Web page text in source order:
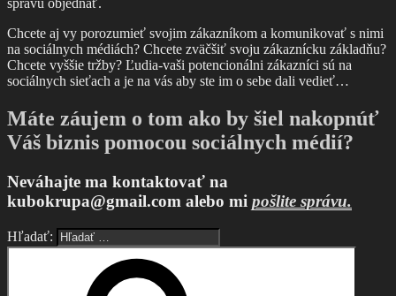
správu objednať.
Chcete aj vy porozumieť svojim zákazníkom a komunikovať s nimi
na sociálnych médiách? Chcete zväčšiť svoju zákaznícku základňu?
Chcete vyššie tržby? Ľudia-vaši potencionálni zákazníci sú na
sociálnych sieťach a je na vás aby ste im o sebe dali vedieť…
Máte záujem o tom ako by šiel nakopnúť
Váš biznis pomocou sociálnych médií?
Neváhajte ma kontaktovať na
kubokrupa@gmail.com alebo mi pošlite správu.
Hľadať: